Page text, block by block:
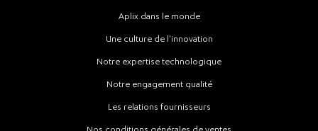
Aplix dans le monde
Une culture de l'innovation
Notre expertise technologique
Notre engagement qualité
Les relations fournisseurs